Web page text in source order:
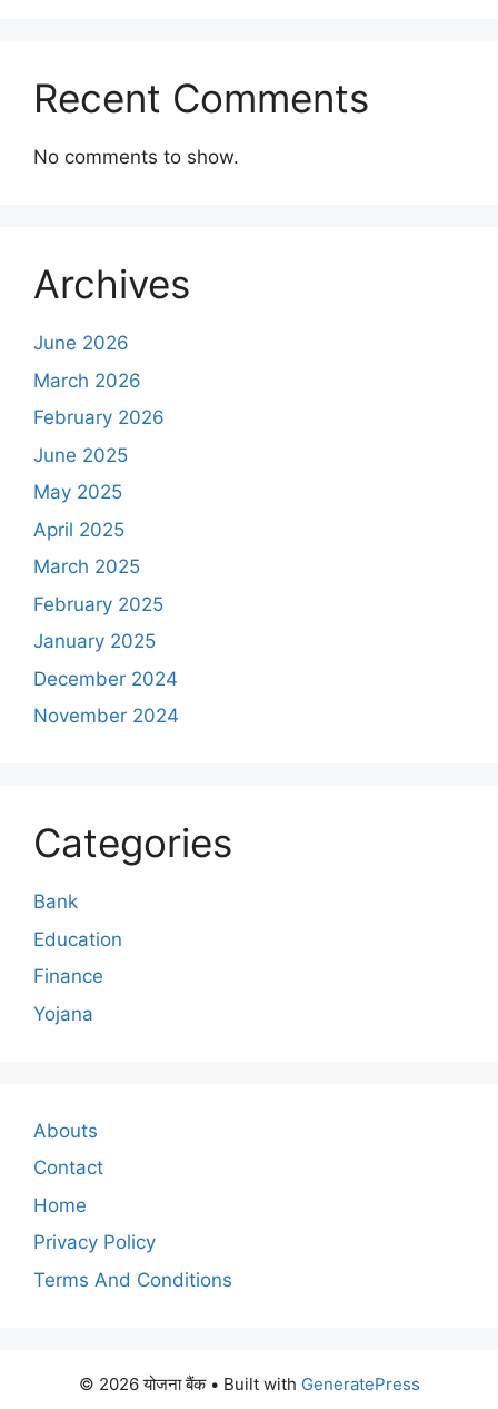
Recent Comments
No comments to show.
Archives
June 2026
March 2026
February 2026
June 2025
May 2025
April 2025
March 2025
February 2025
January 2025
December 2024
November 2024
Categories
Bank
Education
Finance
Yojana
Abouts
Contact
Home
Privacy Policy
Terms And Conditions
© 2026 योजना बैंक• Built with GeneratePress